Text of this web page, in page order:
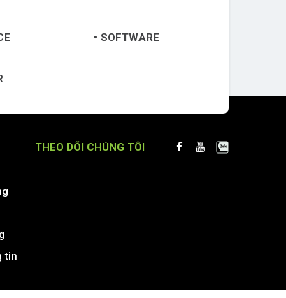
SOFTWARE
tin
THEO DÕI CHÚNG TÔI